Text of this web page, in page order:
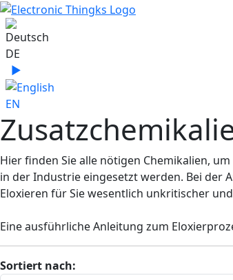
Sprache auswählen
DE
▶
EN
Hier finden Sie alle nötigen Chemikalien,
in der Industrie eingesetzt werden. Bei der
Eloxieren für Sie wesentlich unkritischer
Eine ausführliche Anleitung zum
Sortiert nach: